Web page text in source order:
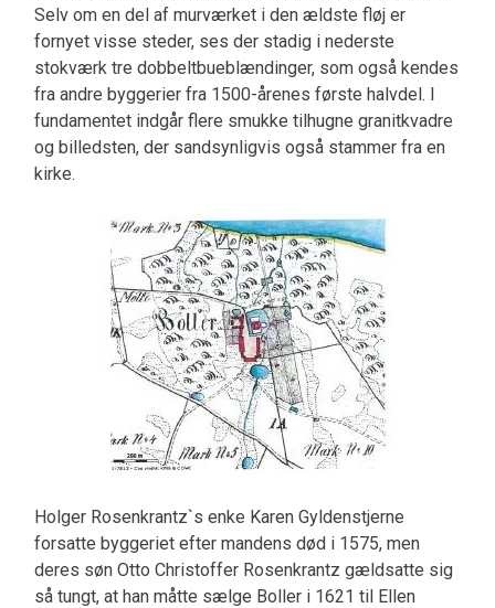
Selv om en del af murværket i den ældste fløj er
fornyet visse steder, ses der stadig i nederste
stokværk tre dobbeltbueblændinger, som også kendes
fra andre byggerier fra 1500-årenes første halvdel. I
fundamentet indgår flere smukke tilhugne granitkvadre
og billedsten, der sandsynligvis også stammer fra en
kirke.
Holger Rosenkrantz`s enke Karen Gyldenstjerne
forsatte byggeriet efter mandens død i 1575, men
deres søn Otto Christoffer Rosenkrantz gældsatte sig
så tungt, at han måtte sælge Boller i 1621 til Ellen